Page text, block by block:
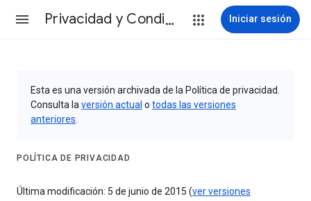
Privacidad y Condiciones Iniciar sesión
Esta es una versión archivada de la Política de privacidad.
Consulta la versión actual o todas las versiones
anteriores
POLÍTICA DE PRIVACIDAD
Última modificación: 5 de junio de 2015 (ver versiones